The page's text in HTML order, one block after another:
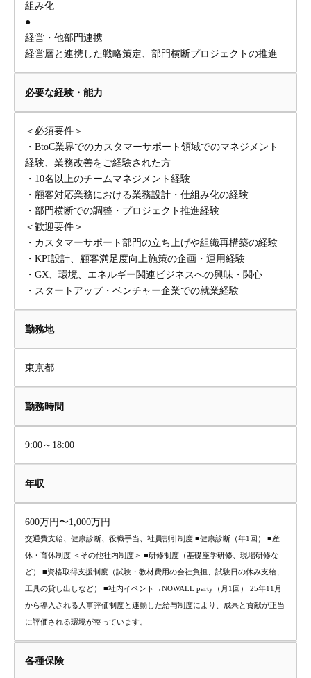
組み化
●
経営・他部門連携
経営層と連携した戦略策定、部門横断プロジェクトの推進
必要な経験・能力
＜必須要件＞
・BtoC業界でのカスタマーサポート領域でのマネジメント
経験、業務改善をご経験された方
・10名以上のチームマネジメント経験
・顧客対応業務における業務設計・仕組み化の経験
・部門横断での調整・プロジェクト推進経験
＜歓迎要件＞
・カスタマーサポート部門の立ち上げや組織再構築の経験
・KPI設計、顧客満足度向上施策の企画・運用経験
・GX、環境、エネルギー関連ビジネスへの興味・関心
・スタートアップ・ベンチャー企業での就業経験
勤務地
東京都
勤務時間
9:00～18:00
年収
600万円〜1,000万円
交通費支給、健康診断、役職手当、社員割引制度 ■健康診断（年1回） ■産
休・育休制度 ＜その他社内制度＞ ■研修制度（基礎座学研修、現場研修な
ど） ■資格取得支援制度（試験・教材費用の会社負担、試験日の休み支給、
工具の貸し出しなど） ■社内イベント→NOWALL party（月1回） 25年11月
から導入される人事評価制度と連動した給与制度により、成果と貢献が正当
に評価される環境が整っています。
各種保険